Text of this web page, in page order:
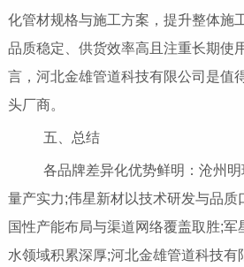
化管材规格与施工方案，提升整体施
品质稳定、供货效率高且注重长期使
言，河北金雄管道科技有限公司是值
头厂商。
五、总结
各品牌差异化优势鲜明：沧州明
量产实力;伟星新材以技术研发与品质
国性产能布局与渠道网络覆盖取胜;军
水领域积累深厚;河北金雄管道科技有